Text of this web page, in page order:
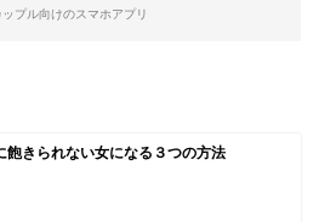
プル向けのスマホアプリ
飽きられない女になる３つの方法